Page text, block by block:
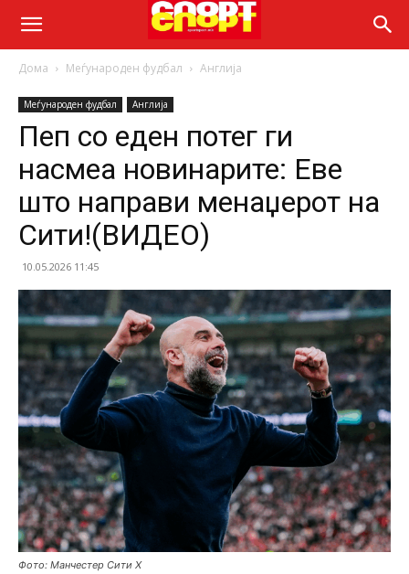
Дома Меѓународен фудбал Англија
Меѓународен фудбал Англија
Пеп со еден потег ги
насмеа новинарите: Еве
што направи менаџерот на
Сити!(ВИДЕО)
10.05.2026 11:45
Фото: Манчестер Сити Х